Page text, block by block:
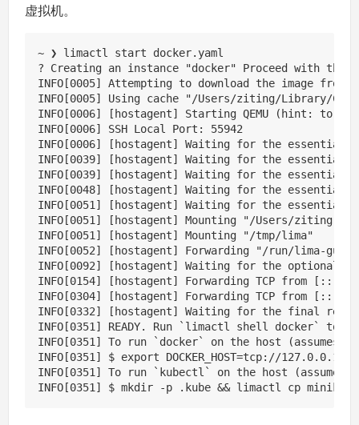
虚拟机。
~ ❯ limactl start docker.yaml
? Creating an instance "docker" Proceed with the
INFO[0005] Attempting to download the image
INFO[0005] Using cache "/Users/ziting/Library/
INFO[0006] [hostagent] Starting QEMU (hint: to
INFO[0006] SSH Local Port: 55942
INFO[0006] [hostagent] Waiting for the essential
INFO[0039] [hostagent] Waiting for the
INFO[0039] [hostagent] Waiting for the
INFO[0048] [hostagent] Waiting for the
INFO[0051] [hostagent] Waiting for the essential
INFO[0051] [hostagent] Mounting "/Users/ziting"
INFO[0051] [hostagent] Mounting "/tmp/lima"
INFO[0052] [hostagent] Forwarding "/run/lima-
INFO[0092] [hostagent] Waiting for the optional
INFO[0154] [hostagent] Forwarding TCP from
INFO[0304] [hostagent] Forwarding TCP from
INFO[0332] [hostagent] Waiting for the final
INFO[0351] READY. Run `limactl shell docker` to
INFO[0351] To run `docker` on the host
INFO[0351] $ export DOCKER_HOST=tcp://
INFO[0351] To run `kubectl` on the host